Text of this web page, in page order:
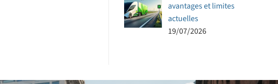
avantages et limites
actuelles
19/07/2026